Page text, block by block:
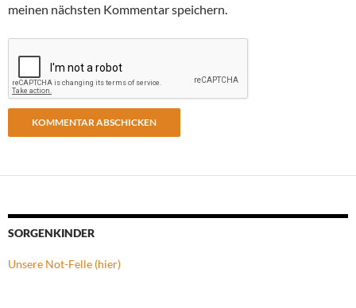
meinen nächsten Kommentar speichern.
SORGENKINDER
Unsere Not-Felle (hier)